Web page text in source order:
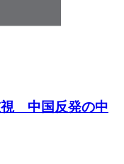
中国反発の中